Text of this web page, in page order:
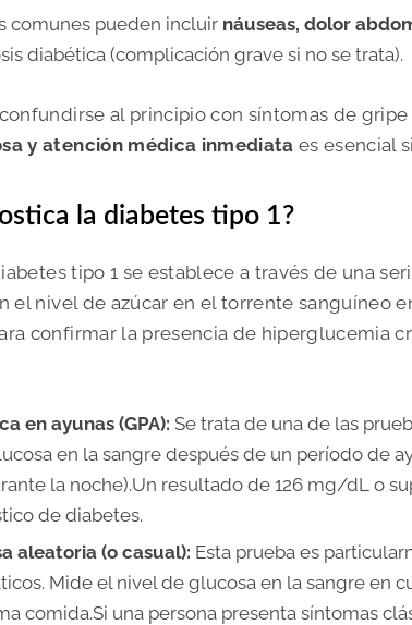
comunes pueden incluir náuseas, dolor
diabética (complicación grave si no se trata).
al principio con síntomas de
y atención médica inmediata es esencial
la diabetes tipo 1?
tipo 1 se establece a través de una
el nivel de azúcar en el torrente sanguíneo
confirmar la presencia de hiperglucemia
en ayunas (GPA): Se trata de una de las
en la sangre después de un período de
la noche).Un resultado de 126 mg/dL o
de diabetes.
aleatoria (o casual): Esta prueba es
Mide el nivel de glucosa en la sangre en
comida.Si una persona presenta síntomas